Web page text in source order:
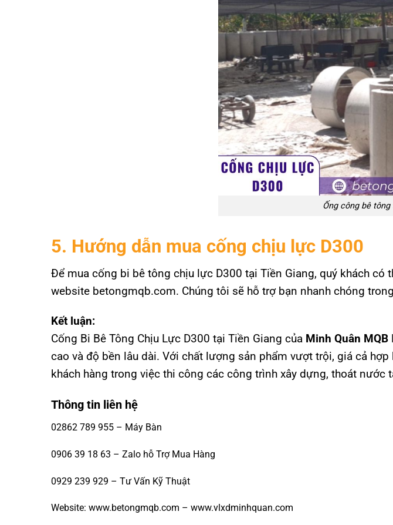
Ống công bê
5. Hướng dẫn mua cống chịu lực D300
Để mua cống bi bê tông chịu lực D300 tại Tiền Giang, quý khách
website betongmqb.com. Chúng tôi sẽ hỗ trợ bạn nhanh chóng
Kết luận:
Cống Bi Bê Tông Chịu Lực D300 tại Tiền Giang của Minh Quân MQB
cao và độ bền lâu dài. Với chất lượng sản phẩm vượt trội, giá cả
khách hàng trong việc thi công các công trình xây dựng, thoát nước
Thông tin liên hệ
02862 789 955 – Máy Bàn
0906 39 18 63 – Zalo hỗ Trợ Mua Hàng
0929 239 929 – Tư Vấn Kỹ Thuật
Website: www.betongmqb.com – www.vlxdminhquan.com